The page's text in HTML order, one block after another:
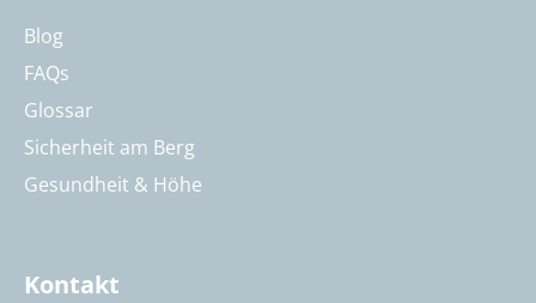
Blog
FAQs
Glossar
Sicherheit am Berg
Gesundheit & Höhe
Kontakt